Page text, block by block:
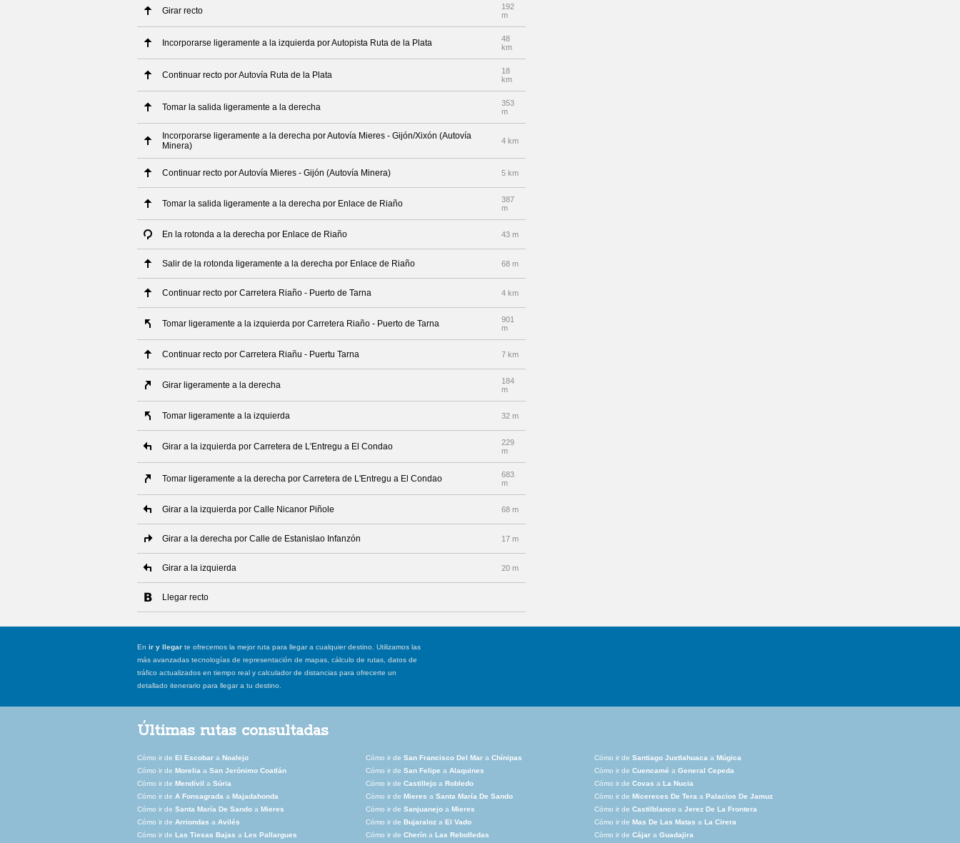
Girar recto
192
m
Incorporarse ligeramente a la izquierda por Autopista Ruta de la Plata
48
km
Continuar recto por Autovía Ruta de la Plata
18
km
Tomar la salida ligeramente a la derecha
353
m
Incorporarse ligeramente a la derecha por Autovía Mieres - Gijón/Xixón (Autovía
Minera)
4 km
Continuar recto por Autovía Mieres - Gijón (Autovía Minera) 5 km
Tomar la salida ligeramente a la derecha por Enlace de Riaño
387
m
En la rotonda a la derecha por Enlace de Riaño 43 m
Salir de la rotonda ligeramente a la derecha por Enlace de Riaño 68 m
Continuar recto por Carretera Riaño - Puerto de Tarna 4 km
Tomar ligeramente a la izquierda por Carretera Riaño - Puerto de Tarna
901
m
Continuar recto por Carretera Riañu - Puertu Tarna 7 km
Girar ligeramente a la derecha
184
m
Tomar ligeramente a la izquierda 32 m
Girar a la izquierda por Carretera de L'Entregu a El Condao
229
m
Tomar ligeramente a la derecha por Carretera de L'Entregu a El Condao
683
m
Girar a la izquierda por Calle Nicanor Piñole 68 m
Girar a la derecha por Calle de Estanislao Infanzón 17 m
Girar a la izquierda 20 m
Llegar recto
En ir y llegar te ofrecemos la mejor ruta para llegar a cualquier destino. Utilizamos las
más avanzadas tecnologías de representación de mapas, cálculo de rutas, datos de
tráfico actualizados en tiempo real y calculador de distancias para ofrecerte un
detallado itenerario para llegar a tu destino.
Últimas rutas consultadas
Cómo ir de El Escobar a Noalejo Cómo ir de San Francisco Del Mar a Chínipas Cómo ir de Santiago Juxtlahuaca a Múgica
Cómo ir de Morelia a San Jerónimo Coatlán Cómo ir de San Felipe a Alaquines Cómo ir de Cuencamé a General Cepeda
Cómo ir de Mendívil a Súria Cómo ir de Castillejo a Robledo Cómo ir de Covas a La Nucia
Cómo ir de A Fonsagrada a Majadahonda Cómo ir de Mieres a Santa María De Sando Cómo ir de Micereces De Tera a Palacios De Jamuz
Cómo ir de Santa María De Sando a Mieres Cómo ir de Sanjuanejo a Mieres Cómo ir de Castilblanco a Jerez De La Frontera
Cómo ir de Arriondas a Avilés Cómo ir de Bujaraloz a El Vado Cómo ir de Mas De Las Matas a La Cirera
Cómo ir de Las Tiesas Bajas a Les Pallargues Cómo ir de Cherín a Las Rebolledas Cómo ir de Cájar a Guadajira